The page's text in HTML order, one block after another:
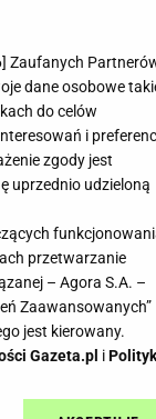
] Zaufanych
dane osobowe
do celów
i
zgody jest
uprzednio udzieloną
przetwarzanie
– Agora S.A. –
Zaawansowanych”
jest kierowany.
Gazeta.pl i